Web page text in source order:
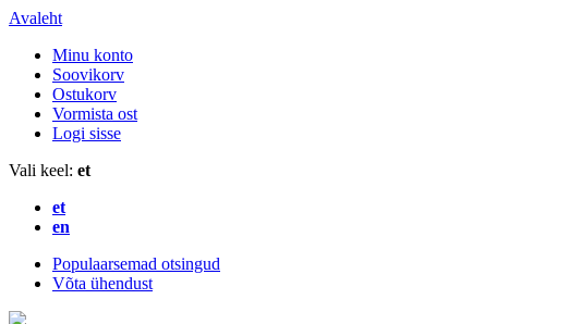
Avaleht
Minu konto
Soovikorv
Ostukorv
Vormista ost
Logi sisse
Vali keel: et
et
en
Populaarsemad otsingud
Võta ühendust